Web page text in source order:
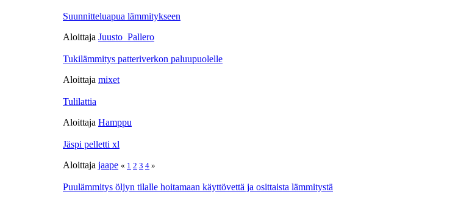
Suunnitteluapua lämmitykseen
Aloittaja Juusto_Pallero
Tukilämmitys patteriverkon paluupuolelle
Aloittaja mixet
Tulilattia
Aloittaja Hamppu
Jäspi pelletti xl
Aloittaja jaape « 1 2 3 4 »
Puulämmitys öljyn tilalle hoitamaan käyttövettä ja osittaista lämmitystä